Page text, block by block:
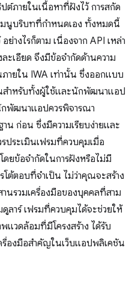
ต์ภายในเนื้อหาที่ฝังไว้ การสกัด
มนูบริบทที่กำหนดเอง ทั้งหมดนี้
ย่างไรก็ตาม เนื่องจาก API เหล่า
ะเอียด จึงมีข้อจำกัดด้านความ
ายใน IWA เท่านั้น ซึ่งออกแบบ
สำหรับทั้งผู้ใช้และนักพัฒนาแอป
พัฒนาแอปควรพิจารณา
น ก่อน ซึ่งมีความเรียบง่ายและ
ประเมินเฟรมที่ควบคุมเมื่อ
ยข้อจำกัดในการฝังหรือไม่มี
โต้ตอบที่จำเป็น ไม่ว่าคุณจะสร้าง
นรวมเครื่องมือของบุคคลที่สาม
าร์ เฟรมที่ควบคุมได้จะช่วยให้
แวดล้อมที่มีโครงสร้าง ได้รับ
องมือสำคัญในเว็บแอปพลิเคชัน